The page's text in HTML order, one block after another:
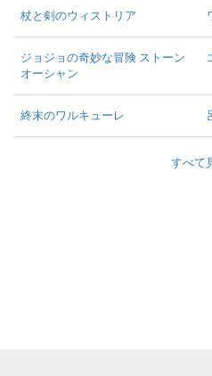
杖と剣のウィストリア
ジョジョの奇妙な冒険 ストーン
オーシャン
終末のワルキューレ
すべて